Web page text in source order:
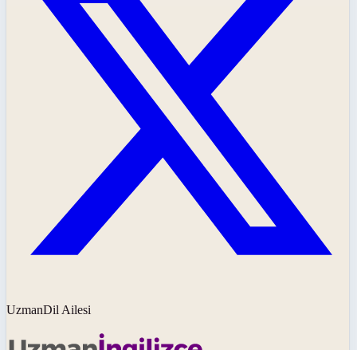
UzmanDil Ailesi